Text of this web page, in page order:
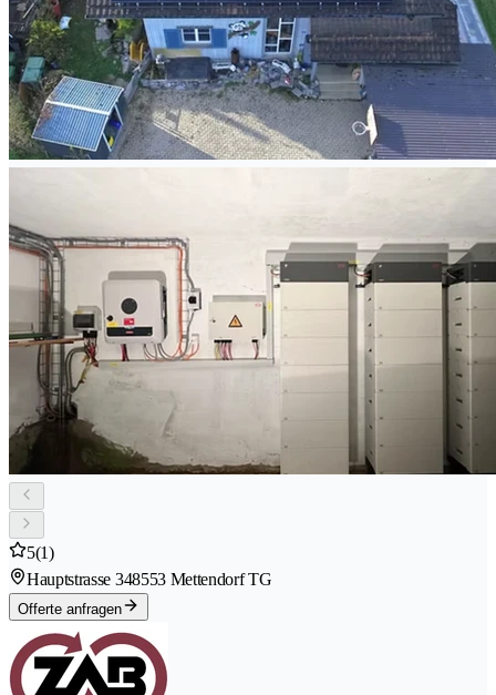
5(1)
Hauptstrasse 348553 Mettendorf TG
Offerte anfragen